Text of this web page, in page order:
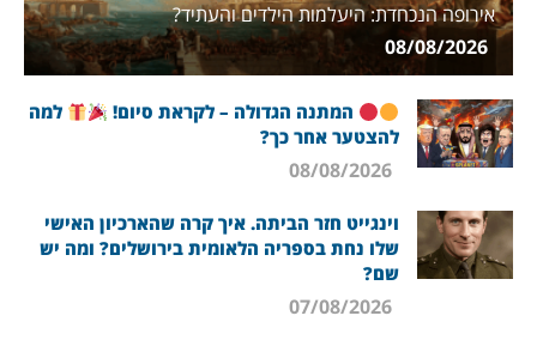
אירופה הנכחדת: היעלמות הילדים והעתיד?
המתנה הגדולה – לקראת סיום!
למה
להצטער אחר כך?
וינגייט חזר הביתה. איך קרה שהארכיון האישי
שלו נחת בספריה הלאומית בירושלים? ומה יש
שם?